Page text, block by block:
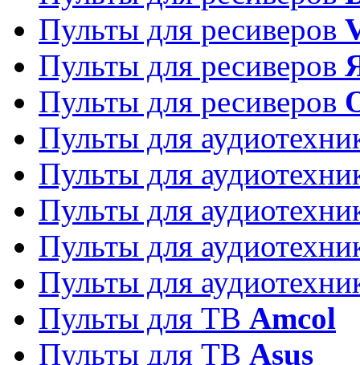
Пульты для ресиверов
Пульты для ресиверов
Пульты для ресиверов
Пульты для
Пульты для
Пульты для
Пульты для
Пульты для
Пульты для ТВ Amcol
Пульты для ТВ Asus